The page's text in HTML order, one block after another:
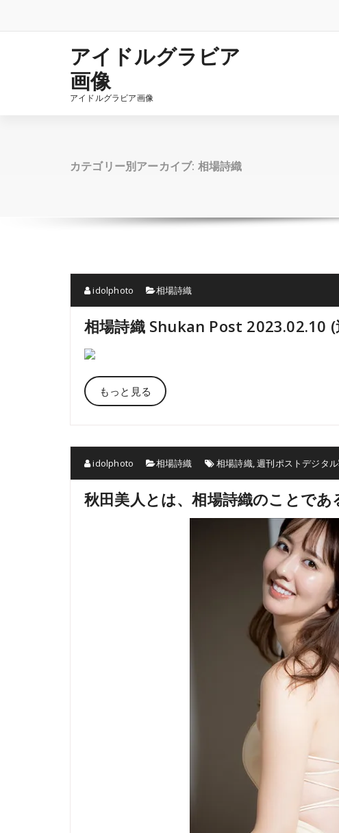
テ
アイドルグラビア
画像
アイドルグラビア画像
カテゴリー別アーカイブ: 相場詩織
idolphoto 相場詩織
相場詩織 Shukan Post 2023.02.10
もっと見る
idolphoto 相場詩織 相場詩織,週刊ポストデジタ
秋田美人とは、相場詩織のことであ